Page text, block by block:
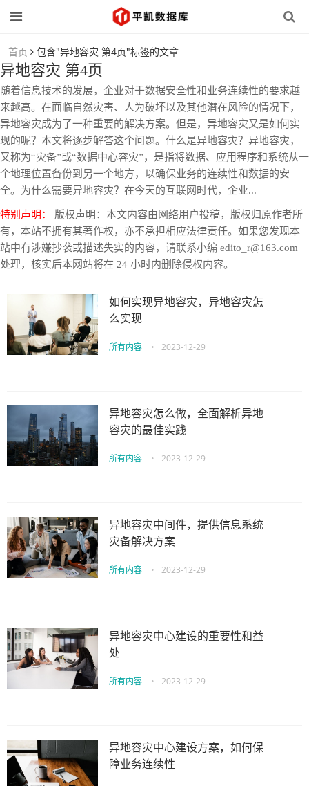
首页 包含"异地容灾 第4页"标签的文章
异地容灾 第4页
随着信息技术的发展，企业对于数据安全性和业务连续性的要求越
来越高。在面临自然灾害、人为破坏以及其他潜在风险的情况下，
异地容灾成为了一种重要的解决方案。但是，异地容灾又是如何实
现的呢？本文将逐步解答这个问题。什么是异地容灾？异地容灾，
又称为“灾备”或“数据中心容灾”，是指将数据、应用程序和系统从一
个地理位置备份到另一个地方，以确保业务的连续性和数据的安
全。为什么需要异地容灾？在今天的互联网时代，企业...
特别声明：
版权声明：本文内容由网络用户投稿，版权归原作者所
有，本站不拥有其著作权，亦不承担相应法律责任。如果您发现本
站中有涉嫌抄袭或描述失实的内容，请联系小编 edito_r@163.com
处理，核实后本网站将在 24 小时内删除侵权内容。
如何实现异地容灾，异地容灾怎
么实现
所有内容 • 2023-12-29
异地容灾怎么做，全面解析异地
容灾的最佳实践
所有内容 • 2023-12-29
异地容灾中间件，提供信息系统
灾备解决方案
所有内容 • 2023-12-29
异地容灾中心建设的重要性和益
处
所有内容 • 2023-12-29
异地容灾中心建设方案，如何保
障业务连续性